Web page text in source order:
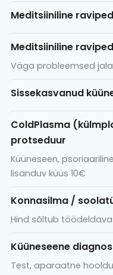
Meditsiiniline
Meditsiiniline
Väga probleemsed
Sissekasvanud
ColdPlasma
protseduur
Küüneseen,
lisanduv küüs 10€
Konnasilma /
Hind sõltub
Küüneseene
Test, aparaatne